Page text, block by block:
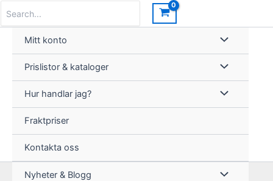
innehåll
for:
Mitt konto
Prislistor & kataloger
Hur handlar jag?
Fraktpriser
Kontakta oss
Nyheter & Blogg